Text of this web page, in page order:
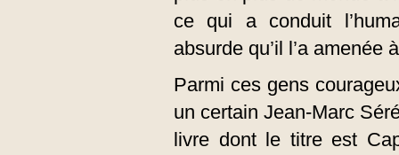
ce qui a conduit
absurde qu’il l’a
Parmi ces gens
un certain Jean-Marc
livre dont le titre est